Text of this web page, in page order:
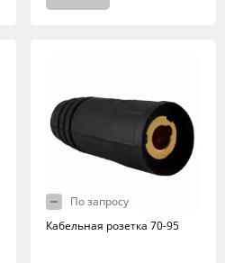
По запросу
Кабельная розетка 70-95